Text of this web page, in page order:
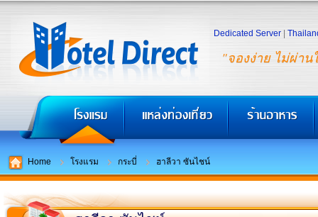
"จองง่าย ไม่ผ่าน
Dedicated Server
Home โรงแรม กระบี่ ฮาลีวา ซันไชน์